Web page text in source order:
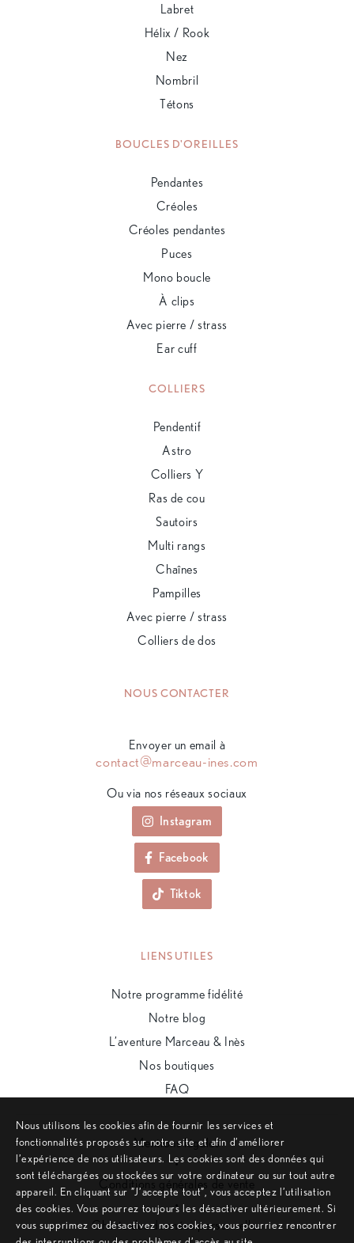
Labret
Hélix / Rook
Nez
Nombril
Tétons
BOUCLES D'OREILLES
Pendantes
Créoles
Créoles pendantes
Puces
Mono boucle
À clips
Avec pierre / strass
Ear cuff
COLLIERS
Pendentif
Astro
Colliers Y
Ras de cou
Sautoirs
Multi rangs
Chaînes
Pampilles
Avec pierre / strass
Colliers de dos
NOUS CONTACTER
Envoyer un email à
contact@marceau-ines.com
Ou via nos réseaux sociaux
Instagram
Facebook
Tiktok
LIENS UTILES
Notre programme fidélité
Notre blog
L’aventure Marceau & Inès
Nos boutiques
FAQ
Mentions légales
•
Conditions générales de vente
•
Charte des données personnelles
Nous utilisons les cookies afin de fournir les services et
fonctionnalités proposés sur notre site et afin d’améliorer
l’expérience de nos utilisateurs. Les cookies sont des données qui
sont téléchargées ou stockées sur votre ordinateur ou sur tout autre
appareil. En cliquant sur ”J’accepte tout”, vous acceptez l’utilisation
des cookies. Vous pourrez toujours les désactiver ultérieurement. Si
vous supprimez ou désactivez nos cookies, vous pourriez rencontrer